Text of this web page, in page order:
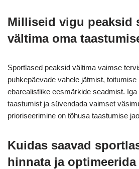
Milliseid vigu peaksid
vältima oma
Sportlased peaksid vältima vaimse
puhkepäevade vahele jätmist, toitumise
ebarealistlike eesmärkide seadmist.
taastumist ja süvendada vaimset
prioriseerimine on tõhusa taastumise
Kuidas saavad
hinnata ja optimeerida